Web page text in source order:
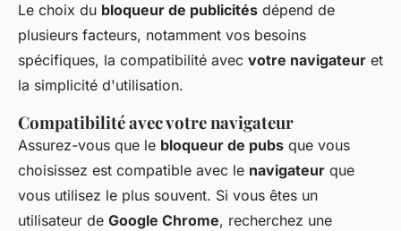
Le choix du bloqueur de publicités dépend de
plusieurs facteurs, notamment vos besoins
spécifiques, la compatibilité avec votre navigateur et
la simplicité d'utilisation.
Compatibilité avec votre navigateur
Assurez-vous que le bloqueur de pubs que vous
choisissez est compatible avec le navigateur que
vous utilisez le plus souvent. Si vous êtes un
utilisateur de Google Chrome, recherchez une